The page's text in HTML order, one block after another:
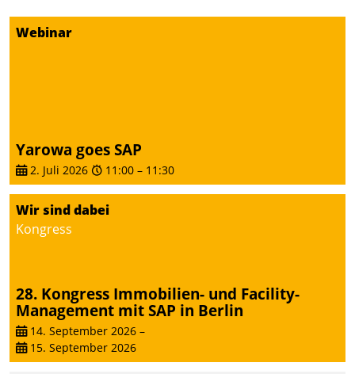
dafür ein Team
Webinar
Yarowa goes SAP
2. Juli 2026 11:00 – 11:30
Wir sind dabei
Kongress
28. Kongress Immobilien- und Facility-
Management mit SAP in Berlin
14. September 2026 –
15. September 2026